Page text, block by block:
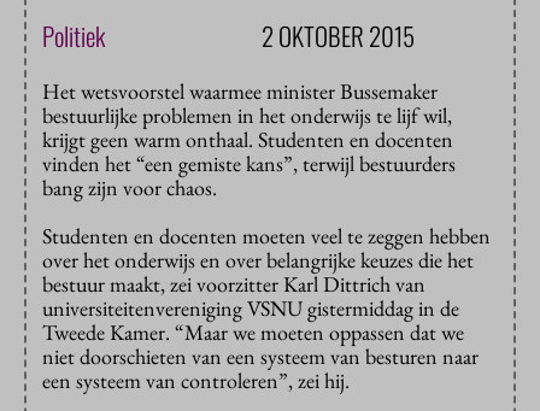
Politiek 2 OKTOBER 2015
Het wetsvoorstel waarmee minister Bussemaker
bestuurlijke problemen in het onderwijs te lijf wil,
krijgt geen warm onthaal. Studenten en docenten
vinden het “een gemiste kans”, terwijl bestuurders
bang zijn voor chaos.
Studenten en docenten moeten veel te zeggen hebben
over het onderwijs en over belangrijke keuzes die het
bestuur maakt, zei voorzitter Karl Dittrich van
universiteitenvereniging VSNU gistermiddag in de
Tweede Kamer. “Maar we moeten oppassen dat we
niet doorschieten van een systeem van besturen naar
een systeem van controleren”, zei hij.